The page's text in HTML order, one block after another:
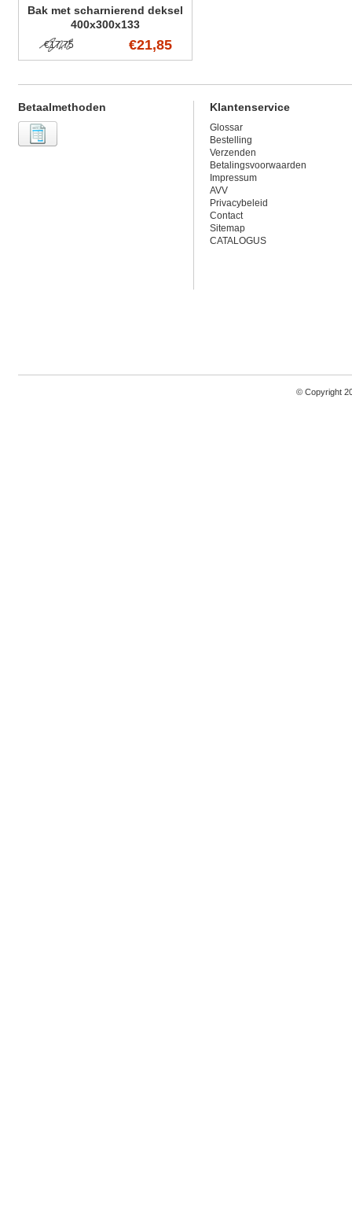
Bak met scharnierend deksel
400x300x133
€21,85
€17,75
Betaalmethoden Klantenservice
Glossar
Bestelling
Verzenden
Betalingsvoorwaarden
Impressum
AVV
Privacybeleid
Contact
Sitemap
CATALOGUS
© Copyright